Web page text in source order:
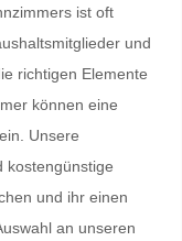
ist oft
und
richtigen Elemente
können eine
Unsere
kostengünstige
und ihr einen
an unseren